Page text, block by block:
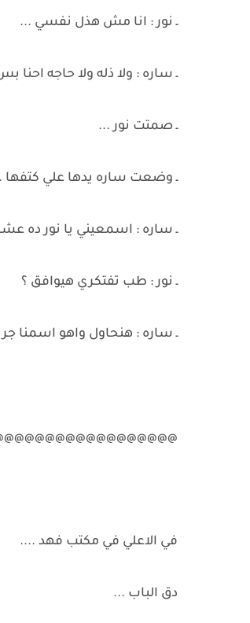
ـ نور : انا مش هذل نفسي ...
ـ ساره : ولا ذله ولا حاجه
ـ صمتت نور ...
ـ وضعت ساره يدها علي كتفها
ـ ساره : اسمعيني يا نور ده
ـ نور : طب تفتكري هيوافق ؟
ـ ساره : هنحاول واهو اسمنا
في الاعلي في مكتب فهد ....
دق الباب ...